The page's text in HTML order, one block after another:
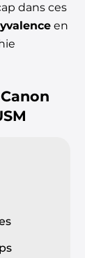
dans ces
en
Canon